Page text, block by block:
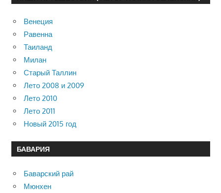
Венеция
Равенна
Таиланд
Милан
Старый Таллин
Лето 2008 и 2009
Лето 2010
Лето 2011
Новый 2015 год
БАВАРИЯ
Баварский рай
Мюнхен